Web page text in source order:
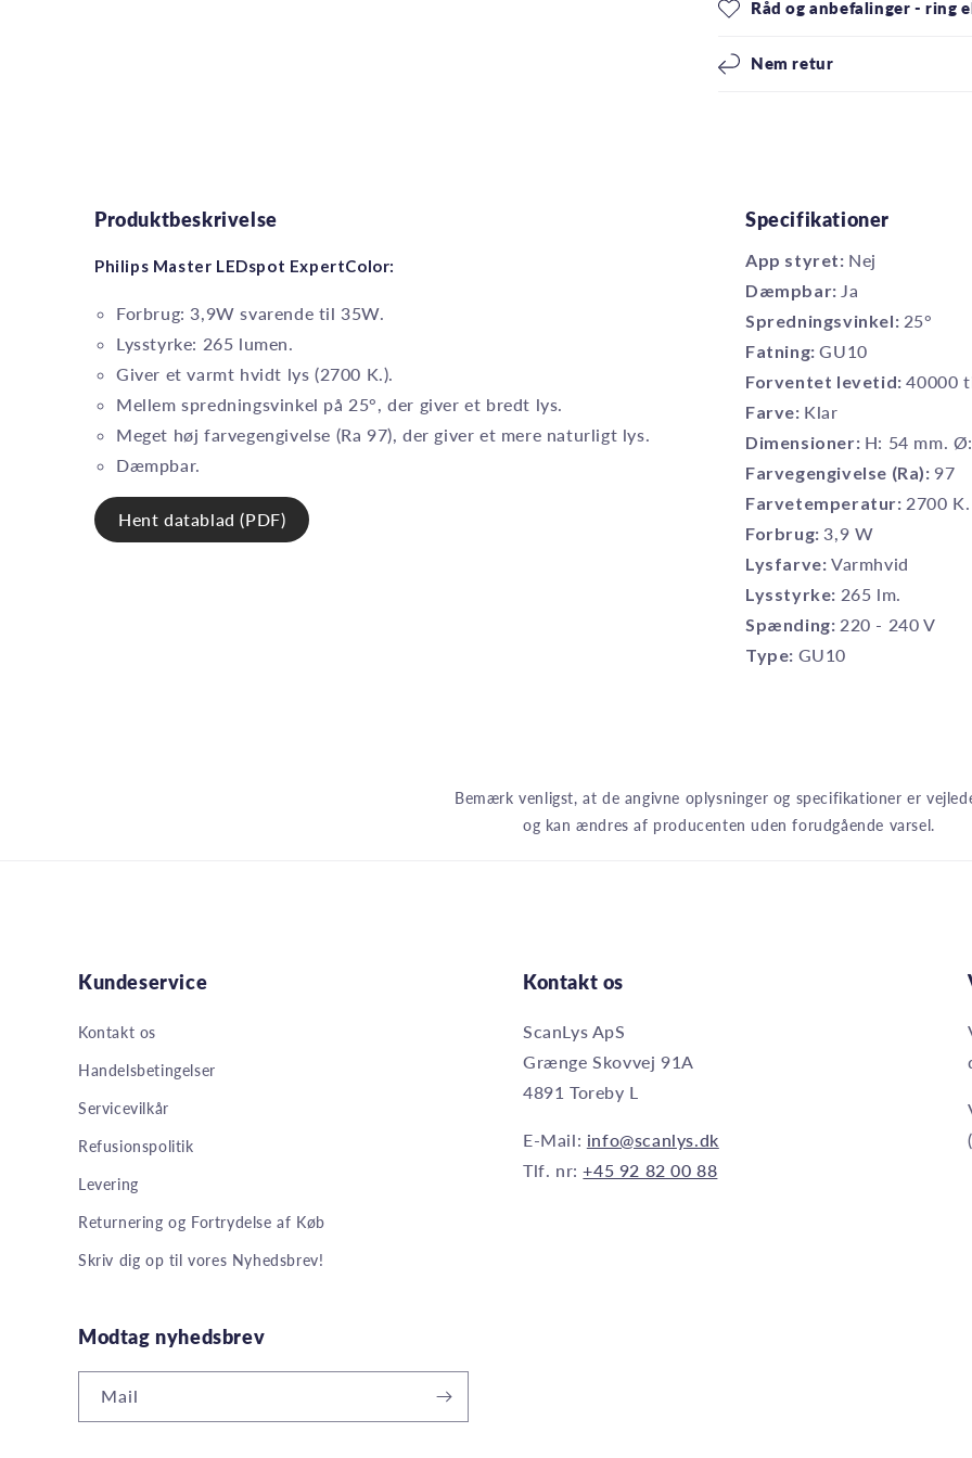
Råd og anbefalinger - ring
Nem retur
Produktbeskrivelse
Philips Master LEDspot ExpertColor:
Forbrug: 3,9W svarende til 35W.
Lysstyrke: 265 lumen.
Giver et varmt hvidt lys (2700 K.).
Mellem spredningsvinkel på 25°, der giver et bredt lys.
Meget høj farvegengivelse (Ra 97), der giver et mere naturligt lys.
Dæmpbar.
Hent datablad (PDF)
Specifikationer
App styret: Nej
Dæmpbar: Ja
Spredningsvinkel: 25°
Fatning:GU10
Forventet levetid:40000
Farve: Klar
Dimensioner: H: 54 mm.
Farvegengivelse (Ra): 97
Farvetemperatur: 2700 K.
Forbrug:3,9 W
Lysfarve: Varmhvid
Lysstyrke: 265 lm.
Spænding: 220 - 240 V
Type: GU10
Bemærk venligst, at de angivne oplysninger og specifikationer er
og kan ændres af producenten uden forudgående varsel.
Kundeservice
Kontakt os
Handelsbetingelser
Servicevilkår
Refusionspolitik
Levering
Returnering og Fortrydelse af Køb
Skriv dig op til vores Nyhedsbrev!
Kontakt os
ScanLys ApS
Grænge Skovvej 91A
4891 Toreby L
E-Mail: info@scanlys.dk
Tlf. nr:+45 92 82 00 88
Modtag nyhedsbrev
Mail